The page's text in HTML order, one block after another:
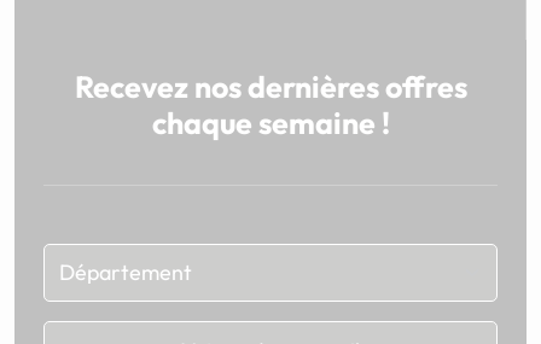
Recevez nos dernières offres
chaque semaine !